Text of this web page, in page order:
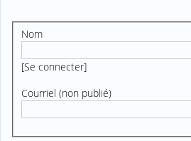
Nom
[Se connecter]
Courriel (non publié)